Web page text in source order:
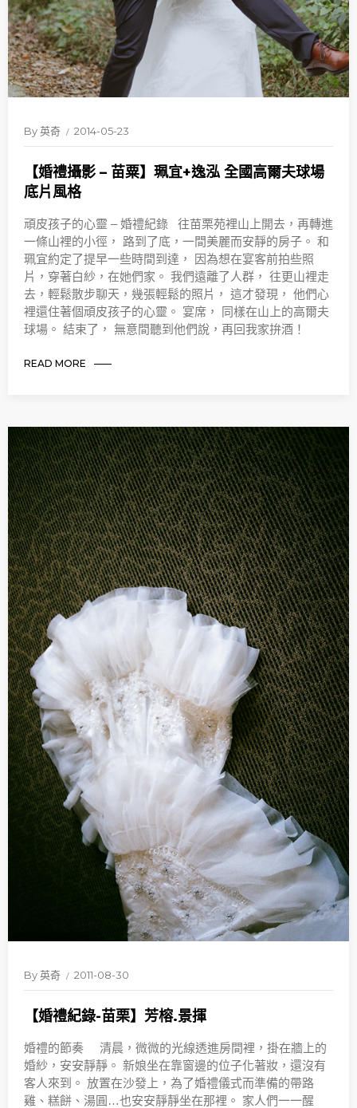
By英奇 2014-05-23
【婚禮攝影 – 苗粟】珮宜+逸泓 全國高爾夫球場
底片風格
頑皮孩子的心靈 – 婚禮紀錄 往苗栗苑裡山上開去，再轉進
一條山裡的小徑， 路到了底，一間美麗而安靜的房子。 和
珮宜約定了提早一些時間到達， 因為想在宴客前拍些照
片，穿著白紗，在她們家。 我們遠離了人群， 往更山裡走
去，輕鬆散步聊天，幾張輕鬆的照片， 這才發現， 他們心
裡還住著個頑皮孩子的心靈。 宴席， 同樣在山上的高爾夫
球場。 結束了， 無意間聽到他們說，再回我家拚酒！
READ MORE
By英奇 2011-08-30
【婚禮紀錄-苗栗】芳榕.景揮
婚禮的節奏 清晨，微微的光線透進房間裡，掛在牆上的
婚紗，安安靜靜。 新娘坐在靠窗邊的位子化著妝，還沒有
客人來到。 放置在沙發上，為了婚禮儀式而準備的帶路
雞、糕餅、湯圓…也安安靜靜坐在那裡。 家人們一一醒